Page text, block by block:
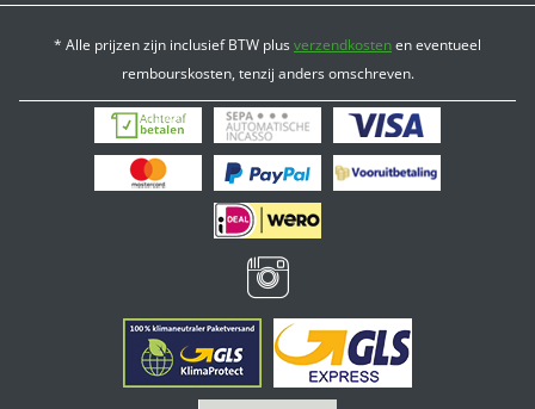
* Alle prijzen zijn inclusief BTW plusverzendkostenen eventueel
rembourskosten, tenzij anders omschreven.